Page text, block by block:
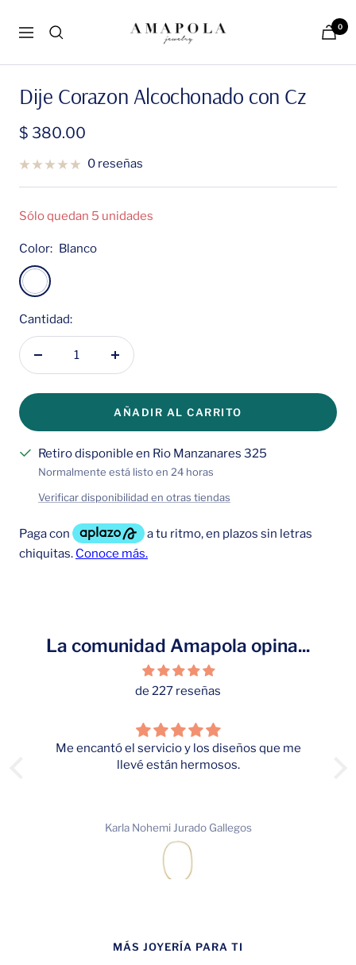
Navigación
Amapola
0
Dije Corazon Alcochonado con Cz
Precio
de
venta
$ 380.00
0 reseñas
Sólo quedan 5 unidades
Color: Blanco
Blanco
Cantidad:
Disminuir
Aumentar
AÑADIR AL CARRITO
Retiro disponible en Rio Manzanares 325
Normalmente está listo en 24 horas
Verificar disponibilidad en otras tiendas
La comunidad Amapola opina...
de 227 reseñas
el servicio y los diseños que me
llevé están hermosos.
Karla Nohemi Jurado Gallegos
MÁS JOYERÍA PARA TI